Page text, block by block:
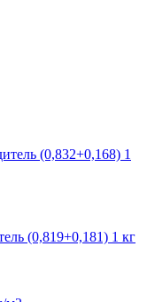
(0,832+0,168) 1
(0,819+0,181) 1 кг